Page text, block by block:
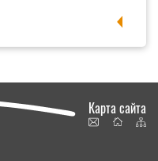
Карта сайта